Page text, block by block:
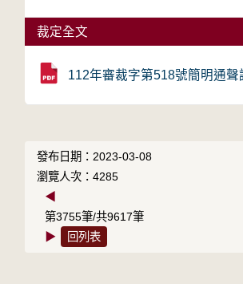
裁定全文
112年審裁字第518號簡明通聲
發布日期：2023-03-08
瀏覽人次：4285
◀
第3755筆/共9617筆
▶
回列表